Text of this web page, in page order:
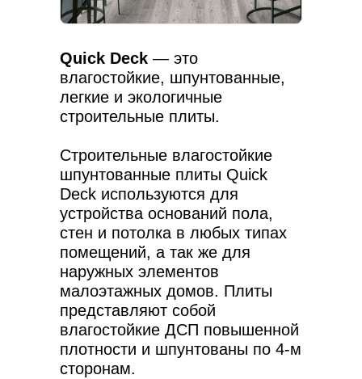
Quick Deck — это
влагостойкие, шпунтованные,
легкие и экологичные
строительные плиты.
Строительные влагостойкие
шпунтованные плиты Quick
Deck используются для
устройства оснований пола,
стен и потолка в любых типах
помещений, а так же для
наружных элементов
малоэтажных домов. Плиты
представляют собой
влагостойкие ДСП повышенной
плотности и шпунтованы по 4-м
сторонам.